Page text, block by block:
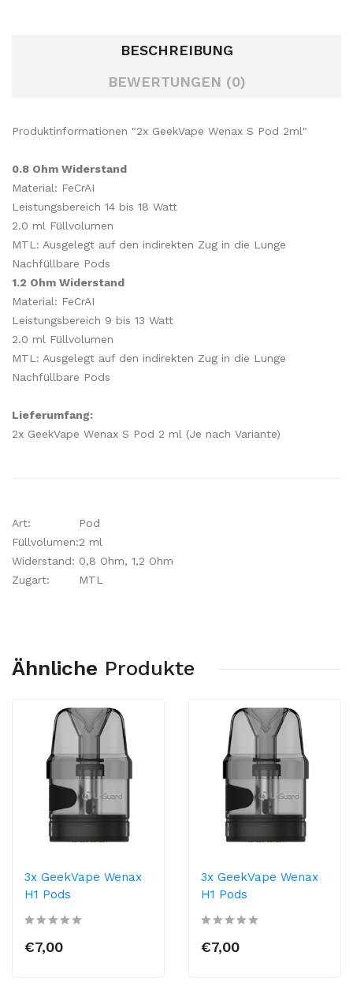
BESCHREIBUNG
BEWERTUNGEN (0)
Produktinformationen "2x GeekVape Wenax S Pod 2ml"
0.8 Ohm Widerstand
Material: FeCrAI
Leistungsbereich 14 bis 18 Watt
2.0 ml Füllvolumen
MTL: Ausgelegt auf den indirekten Zug in die Lunge
Nachfüllbare Pods
1.2 Ohm Widerstand
Material: FeCrAI
Leistungsbereich 9 bis 13 Watt
2.0 ml Füllvolumen
MTL: Ausgelegt auf den indirekten Zug in die Lunge
Nachfüllbare Pods
Lieferumfang:
2x GeekVape Wenax S Pod 2 ml (Je nach Variante)
Art:
Pod
Füllvolumen:2 ml
Widerstand: 0,8 Ohm, 1,2 Ohm
Zugart:
MTL
Ähnliche Produkte
3x GeekVape Wenax
H1 Pods
€7,00
3x GeekVape Wenax
H1 Pods
€7,00